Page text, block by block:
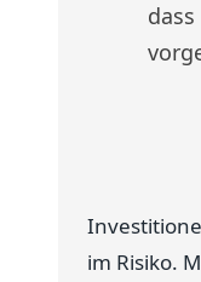
im Risiko.